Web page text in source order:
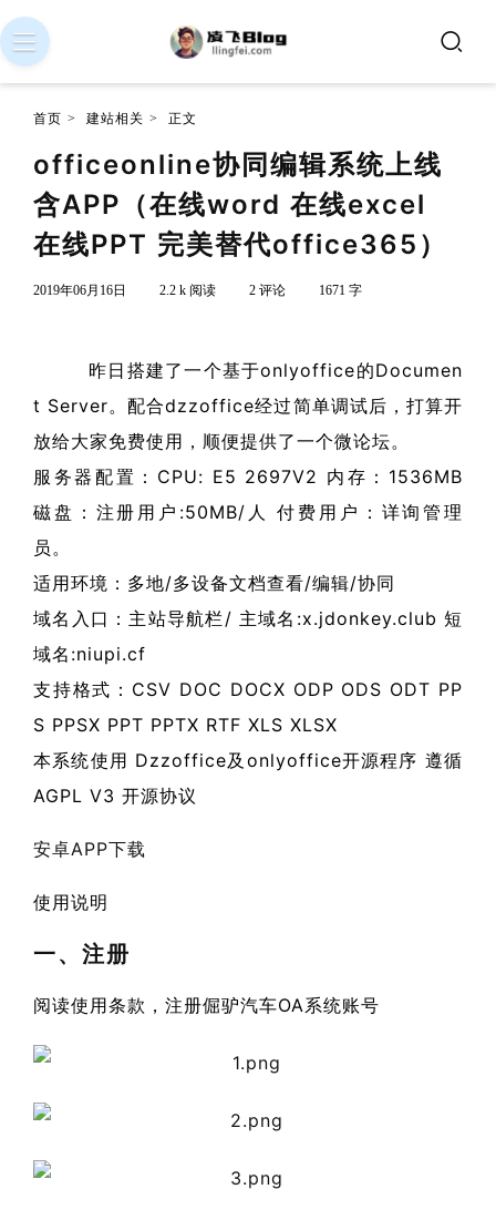
首页 > 建站相关 > 正文
officeonline协同编辑系统上线
含APP（在线word 在线excel
在线PPT 完美替代office365）
2019年06月16日 2.2 k 阅读 2 评论 1671 字
昨日搭建了一个基于onlyoffice的Documen
t Server。配合dzzoffice经过简单调试后，打算开
放给大家免费使用，顺便提供了一个微论坛。
服务器配置：CPU: E5 2697V2 内存：1536MB
磁盘：注册用户:50MB/人 付费用户：详询管理
员。
适用环境：多地/多设备文档查看/编辑/协同
域名入口：主站导航栏/ 主域名:x.jdonkey.club 短
域名:niupi.cf
支持格式：CSV DOC DOCX ODP ODS ODT PP
S PPSX PPT PPTX RTF XLS XLSX
本系统使用 Dzzoffice及onlyoffice开源程序 遵循
AGPL V3 开源协议
安卓APP下载
使用说明
一、注册
阅读使用条款，注册倔驴汽车OA系统账号